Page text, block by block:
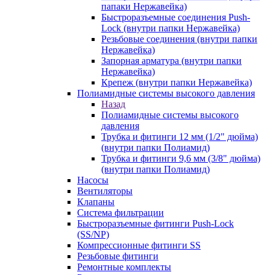
папаки Нержавейка)
Быстроразъемные соединения Push-
Lock (внутри папки Нержавейка)
Резьбовые соединения (внутри папки
Нержавейка)
Запорная арматура (внутри папки
Нержавейка)
Крепеж (внутри папки Нержавейка)
Полиамидные системы высокого давления
Назад
Полиамидные системы высокого
давления
Трубка и фитинги 12 мм (1/2" дюйма)
(внутри папки Полиамид)
Трубка и фитинги 9,6 мм (3/8" дюйма)
(внутри папки Полиамид)
Насосы
Вентиляторы
Клапаны
Система фильтрации
Быстроразъемные фитинги Push-Lock
(SS/NP)
Компрессионные фитинги SS
Резьбовые фитинги
Ремонтные комплекты